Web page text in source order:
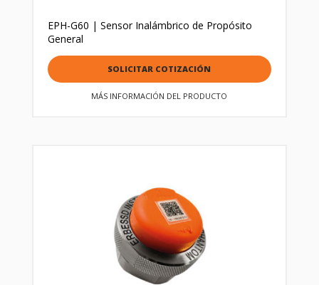
EPH-G60 | Sensor Inalámbrico de Propósito
General
SOLICITAR COTIZACIÓN
MÁS INFORMACIÓN DEL PRODUCTO